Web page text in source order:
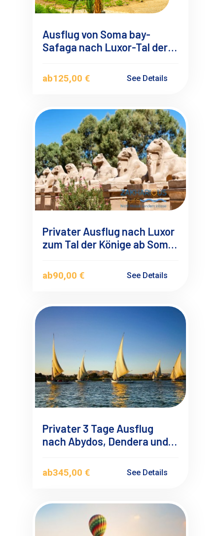
Ausflug von Soma bay-
Safaga nach Luxor-Tal der
Teilnehmern
ab125,00 € See Details
Privater Ausflug nach Luxor
zum Tal der Könige ab Soma
Deutschsprachigen
Reiseführer
ab90,00 € See Details
Privater 3 Tage Ausflug
nach Abydos, Dendera und
ab345,00 € See Details